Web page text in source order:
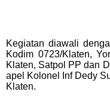
Kegiatan diawali
Kodim 0723/Klaten,
Klaten, Satpol PP dan
apel Kolonel Inf Dedy
Klaten.